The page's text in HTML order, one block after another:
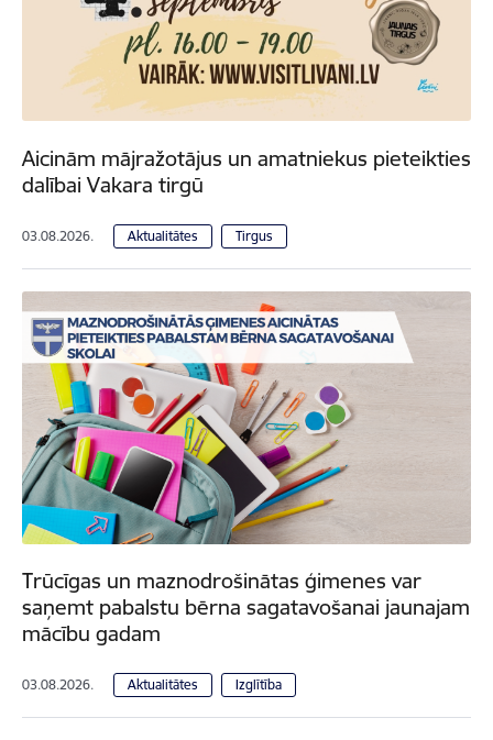
Aicinām mājražotājus un amatniekus pieteikties
dalībai Vakara tirgū
03.08.2026. Aktualitātes Tirgus
Trūcīgas un maznodrošinātas ģimenes var
saņemt pabalstu bērna sagatavošanai jaunajam
mācību gadam
03.08.2026. Aktualitātes Izglītība